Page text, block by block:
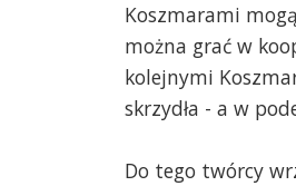
Koszmarami
można grać w
kolejnymi
skrzydła - a w
Do tego twórcy